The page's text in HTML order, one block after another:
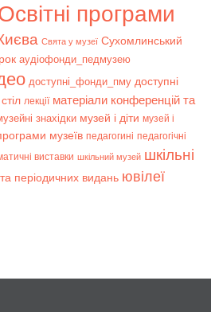
програми
Свята у музеї Сухомлинський
аудіофонди_педмузею
доступні_фонди_пму доступні
лекції матеріали конференцій та
знахідки музей і діти музей і
музеїв педагогині педагогічні
виставки шкільний музей шкільні
періодичних видань ювілеї